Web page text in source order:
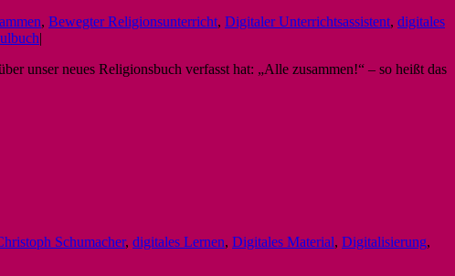
, Bewegter Religionsunterricht, Digitaler Unterrichtsassistent, digitales
|
unser neues Religionsbuch verfasst hat: „Alle zusammen!“ – so heißt das
Schumacher, digitales Lernen, Digitales Material, Digitalisierung,